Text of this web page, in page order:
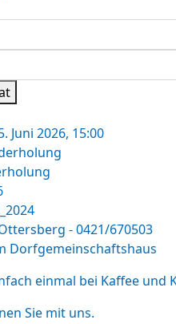
Juni 2026, 15:00
- 0421/670503
Dorfgemeinschaftshaus
einmal bei Kaffee und
Sie mit uns.